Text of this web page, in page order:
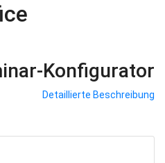
Konfigurator
Detaillierte Beschreibung